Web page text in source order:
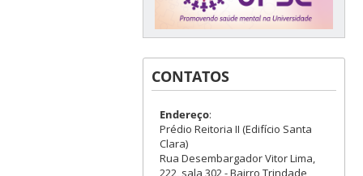
CONTATOS
Endereço:
Prédio Reitoria II (Edifício Santa
Clara)
Rua Desembargador Vitor Lima,